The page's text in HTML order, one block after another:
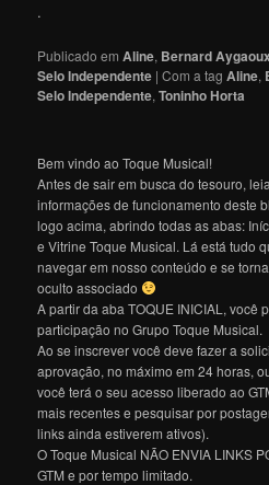
.
Publicado em Aline, Bernard Aygaoux
Selo Independente |Com a tagAline,
Selo Independente,Toninho Horta
Bem vindo ao Toque Musical!
Antes de sair em busca do tesouro,
informações de funcionamento deste
logo acima, abrindo todas as abas:
e Vitrine Toque Musical. Lá está tudo
navegar em nosso conteúdo e se
oculto associado
A partir da aba TOQUE INICIAL, você
participação no Grupo Toque Musical.
Ao se inscrever você deve fazer a
aprovação, no máximo em 24 horas,
você terá o seu acesso liberado ao
mais recentes e pesquisar por
links ainda estiverem ativos).
O Toque Musical NÃO ENVIA LINKS
GTM e por tempo limitado.